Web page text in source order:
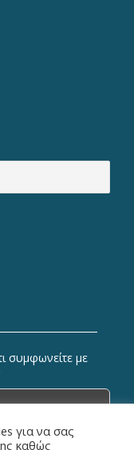
συμφωνείτε με
για να σας
καθώς